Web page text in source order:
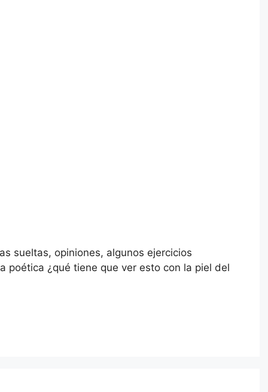
sueltas, opiniones, algunos ejercicios
poética ¿qué tiene que ver esto con la piel del